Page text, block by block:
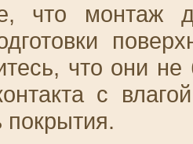
что монтаж
что они
с
покрытия.